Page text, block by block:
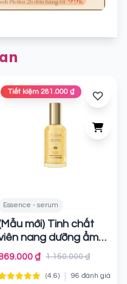
Tiết kiệm 281.000 ₫
Essence - serum
mới) Tinh chất
nang dưỡng ẩm
Vita Toning
Capsule Serum
hãng
₫ 1.150.000 ₫
(4.6) 96 đánh giá